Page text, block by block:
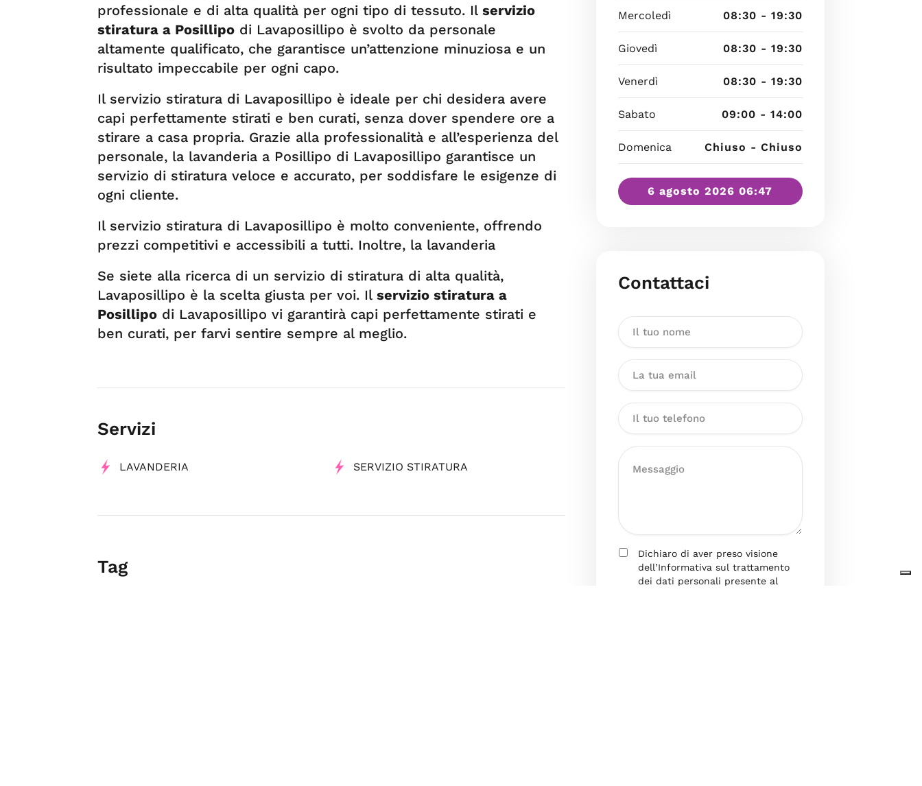
professionale e di alta qualità per ogni tipo di tessuto. Il servizio
stiratura a Posillipo di Lavaposillipo è svolto da personale
altamente qualificato, che garantisce un’attenzione minuziosa e un
risultato impeccabile per ogni capo.
Il servizio stiratura di Lavaposillipo è ideale per chi desidera avere
capi perfettamente stirati e ben curati, senza dover spendere ore a
stirare a casa propria. Grazie alla professionalità e all’esperienza del
personale, la lavanderia a Posillipo di Lavaposillipo garantisce un
servizio di stiratura veloce e accurato, per soddisfare le esigenze di
ogni cliente.
Il servizio stiratura di Lavaposillipo è molto conveniente, offrendo
prezzi competitivi e accessibili a tutti. Inoltre, la lavanderia
Se siete alla ricerca di un servizio di stiratura di alta qualità,
Lavaposillipo è la scelta giusta per voi. Il servizio stiratura a
Posillipo di Lavaposillipo vi garantirà capi perfettamente stirati e
ben curati, per farvi sentire sempre al meglio.
Servizi
LAVANDERIA SERVIZIO STIRATURA
Tag
Mercoledì 08:30 - 19:30
Giovedì 08:30 - 19:30
Venerdì 08:30 - 19:30
Sabato 09:00 - 14:00
Domenica Chiuso - Chiuso
6 agosto 2026 06:47
Contattaci
Dichiaro di aver preso visione
dell’Informativa sul trattamento
dei dati personali presente al